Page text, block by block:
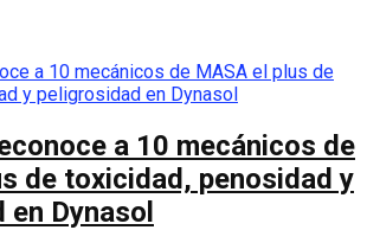
a 10 mecánicos de
de toxicidad, penosidad y
Dynasol